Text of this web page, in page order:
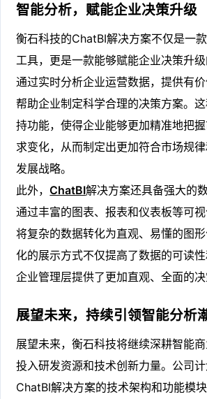
智能分析，赋能企业决策升级
衡石科技的ChatBI解决方案不仅是一
工具，更是一款能够赋能企业决策升
通过实时分析企业运营数据，提供有价
帮助企业制定科学合理的决策方案。
持功能，使得企业能够更加精准地把
求变化，从而制定出更加符合市场规
发展战略。
此外，ChatBI解决方案还具备强大的
通过丰富的图表、报表和仪表板等可
将复杂的数据转化为直观、易懂的图
化的展示方式不仅提高了数据的可读
企业管理层提供了更加直观、全面的决
展望未来，持续引领智能分析
展望未来，衡石科技将继续深耕智能
投入研发资源和技术创新力量。公司
ChatBI解决方案的技术架构和功能模